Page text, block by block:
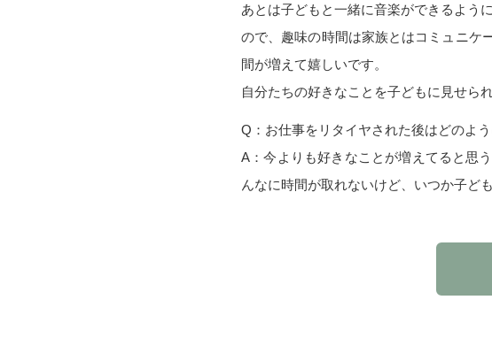
あとは子どもと一緒に音楽ができるよう
ので、趣味の時間は家族とはコミュニケ
間が増えて嬉しいです。
自分たちの好きなことを子どもに見せら
Q：お仕事をリタイヤされた後はどのよ
A：今よりも好きなことが増えてると思
んなに時間が取れないけど、いつか子ど